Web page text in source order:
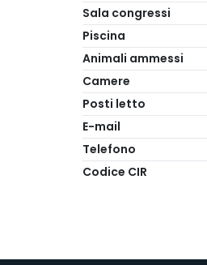
Sala congressi
Piscina
Animali ammessi
Camere
Posti letto
E-mail
Telefono
Codice CIR